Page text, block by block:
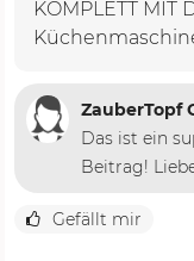
KOMPLETT
ZauberTopf
Das ist ein
Beitrag!
Gefällt mir